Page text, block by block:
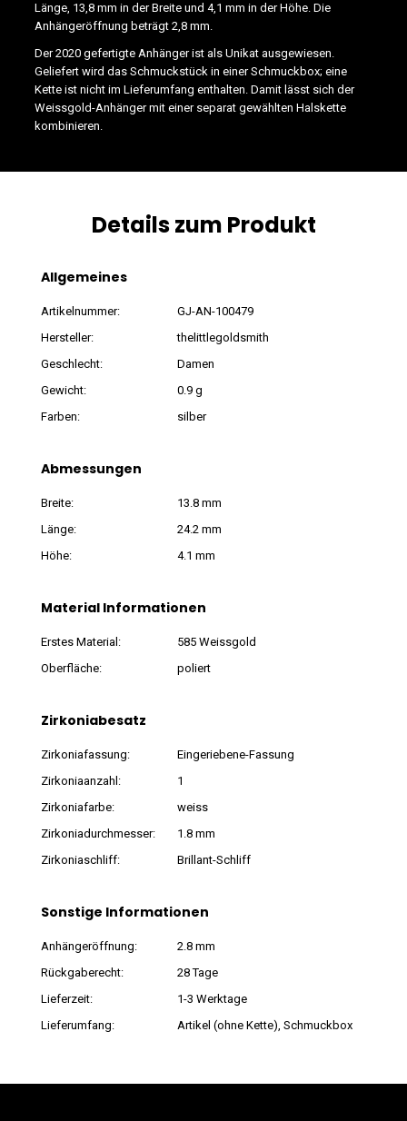
Länge, 13,8 mm in der Breite und 4,1 mm in der Höhe. Die
Anhängeröffnung beträgt 2,8 mm.
Der 2020 gefertigte Anhänger ist als Unikat ausgewiesen.
Geliefert wird das Schmuckstück in einer Schmuckbox; eine
Kette ist nicht im Lieferumfang enthalten. Damit lässt sich der
Weissgold-Anhänger mit einer separat gewählten Halskette
kombinieren.
Details zum Produkt
Allgemeines
Artikelnummer:
GJ-AN-100479
Hersteller:
thelittlegoldsmith
Geschlecht:
Damen
Gewicht:
0.9 g
Farben:
silber
Abmessungen
Breite:
13.8 mm
Länge:
24.2 mm
Höhe:
4.1 mm
Material Informationen
Erstes Material:
585 Weissgold
Oberfläche:
poliert
Zirkoniabesatz
Zirkoniafassung:
Eingeriebene-Fassung
Zirkoniaanzahl:
1
Zirkoniafarbe:
weiss
Zirkoniadurchmesser:
1.8 mm
Zirkoniaschliff:
Brillant-Schliff
Sonstige Informationen
Anhängeröffnung:
2.8 mm
Rückgaberecht:
28 Tage
Lieferzeit:
1-3 Werktage
Lieferumfang:
Artikel (ohne Kette), Schmuckbox